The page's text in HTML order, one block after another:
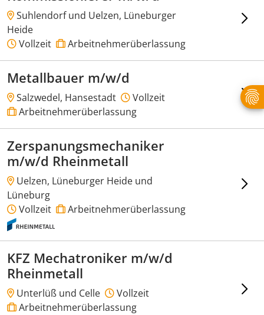
Suhlendorf und Uelzen, Lüneburger
Heide
Vollzeit
Arbeitnehmerüberlassung
Metallbauer m/w/d
Salzwedel, Hansestadt
Vollzeit
Arbeitnehmerüberlassung
Zerspanungsmechaniker
m/w/d Rheinmetall
Uelzen, Lüneburger Heide und
Lüneburg
Vollzeit
Arbeitnehmerüberlassung
KFZ Mechatroniker m/w/d
Rheinmetall
Unterlüß und Celle
Vollzeit
Arbeitnehmerüberlassung